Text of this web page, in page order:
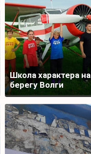
Школа характера на
берегу Волги